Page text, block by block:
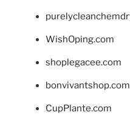
WishOping.com
shoplegacee.com
bonvivantshop.com
CupPlante.com